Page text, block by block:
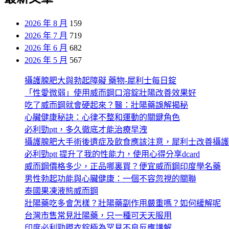
2026 年 8 月 159
2026 年 7 月 719
2026 年 6 月 682
2026 年 5 月 567
攝護腺肥大與勃起障礙 藥物-犀利士每日錠
「性愛微弱」使用威而鋼口溶錠壯陽改善效果好
吃了威而鋼就會硬起來？醫：壯陽藥誤解揭秘
心臟健康秘訣：心律不整和運動的關鍵角色
必利勁ptt，多久徹底才能治療早洩
攝護腺肥大手術後遺症及飲食應該注意，犀利士改善攝
必利勁ptt 提升了我的性能力，使用心得分享dcard
威而鋼價格多少，正品哪裏買？便宜威而鋼印度學名藥
男性勃起功能與心臟健康：一個不容忽視的關聯
泰國果凍液態威而鋼
壯陽藥吃多會怎樣？壯陽藥副作用嚴重嗎？如何緩解呢
台灣市售常見壯陽藥，只一種可天天服用